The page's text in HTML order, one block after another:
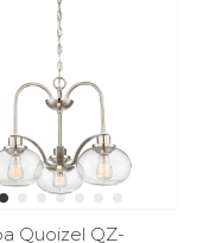
Quoizel QZ-